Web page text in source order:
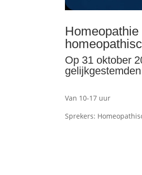
Op 31 oktober
Van 10-17 uur
Sprekers:
Anja
Evelien
Jan